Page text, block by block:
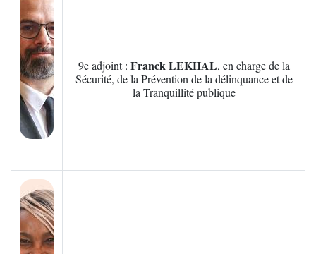
9e adjoint : Franck LEKHAL, en charge de la
Sécurité, de la Prévention de la délinquance et de
la Tranquillité publique